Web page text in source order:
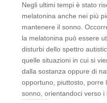
Negli ultimi tempi è stato
melatonina anche nei più
mantenere il sonno.
la melatonina può essere
disturbi dello spettro
quelle situazioni in cui si
dalla sostanza oppure di
opportuno, piuttosto, porre
sonno, orientandoci verso i